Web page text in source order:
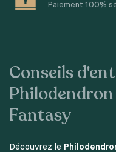
Paiement 100%
Conseils
Fantasy
Découvrez le